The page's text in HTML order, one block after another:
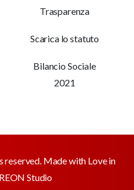
Trasparenza
Scarica lo statuto
Bilancio Sociale
2021
Made with Love in
REON Studio